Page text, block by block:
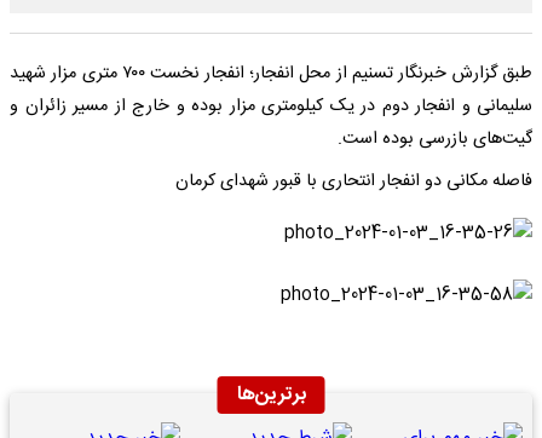
طبق گزارش خبرنگار تسنیم از محل انفجار؛ انفجار نخست ۷۰۰ متری مزار شهید
سلیمانی و انفجار دوم در یک کیلومتری مزار بوده و خارج از مسیر زائران و
گیت‌های بازرسی بوده است.
فاصله مکانی دو انفجار انتحاری با قبور شهدای کرمان
برترین‌ها